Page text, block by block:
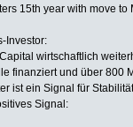
15th year with move
Investor:
wirtschaftlich
finanziert und über
ist ein Signal für
Signal: